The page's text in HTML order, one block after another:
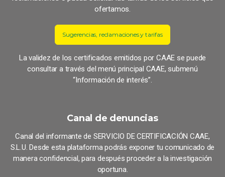
ofertamos.
Sugerencias, reclamaciones y tarifas
La validez de los certificados emitidos por CAAE se puede
consultar a través del menú principal CAAE, submenú
“Información de interés”.
Canal de denuncias
Canal del informante de SERVICIO DE CERTIFICACIÓN CAAE,
S.L.U. Desde esta plataforma podrás exponer tu comunicado de
manera confidencial, para después proceder a la investigación
oportuna.